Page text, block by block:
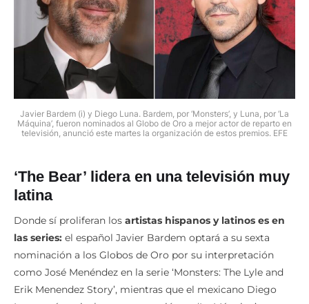
Javier Bardem (i) y Diego Luna. Bardem, por ‘Monsters’, y Luna, por ‘La
televisión, anunció este martes la organización de estos premios. EFE
latina
Donde sí proliferan los
las series:el español Javier Bardem optará a su sexta
nominación a los Globos de Oro por su interpretación
como José Menéndez en la serie ‘Monsters: The Lyle and
Erik Menendez Story’, mientras que el mexicano Diego
Luna será su rival por su actuación en ‘La Máquina’.